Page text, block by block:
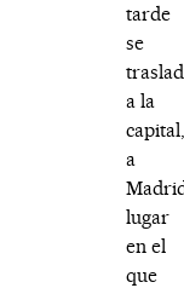
tarde
se
a la
capital,
a
lugar
en el
que